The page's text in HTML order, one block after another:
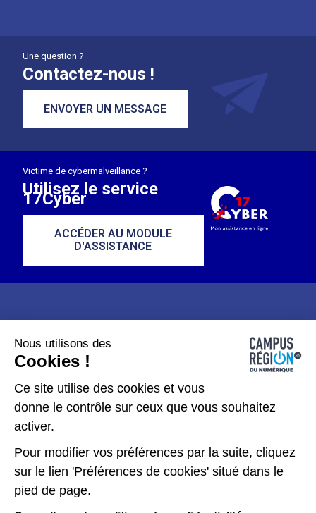
Une question ?
Contactez-nous !
ENVOYER UN MESSAGE
Victime de cybermalveillance ?
Utilisez le service
17Cyber
ACCÉDER AU MODULE
D'ASSISTANCE
Plan du site
Données personnelles
Gérer les cookies
Kit de communication
Accessibilité : partiellement conforme
Nous utilisons des
Cookies !
Ce site utilise des cookies et vous
donne le contrôle sur ceux que vous souhaitez
activer.
Pour modifier vos préférences par la suite, cliquez
sur le lien 'Préférences de cookies' situé dans le
pied de page.